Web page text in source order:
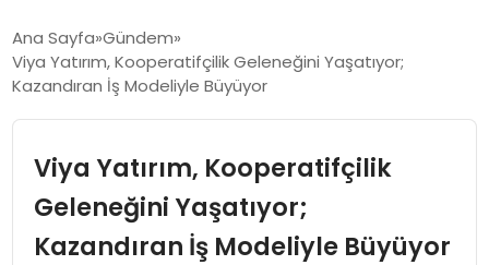
GÜNDEM
İDEAL YAŞAM
İDEAL SPOR
Ana Sayfa Gündem
Viya Yatırım, Kooperatifçilik Geleneğini Yaşatıyor;
Kazandıran İş Modeliyle Büyüyor
Viya Yatırım, Kooperatifçilik
Geleneğini Yaşatıyor;
Kazandıran İş Modeliyle Büyüyor